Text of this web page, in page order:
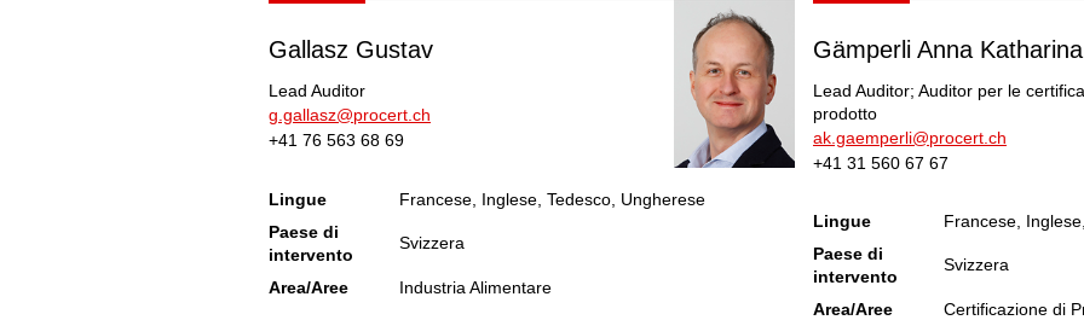
Gallasz Gustav
Lead Auditor
g.gallasz@procert.ch
+41 76 563 68 69
Lingue
Francese, Inglese, Tedesco, Ungherese
Paese di
intervento
Svizzera
Area/Aree Industria Alimentare
Gämperli Anna Katharina
Lead Auditor; Auditor per le
prodotto
ak.gaemperli@procert.ch
+41 31 560 67 67
Lingue
Francese,
Paese di
intervento
Svizzera
Area/Aree Certificazione di